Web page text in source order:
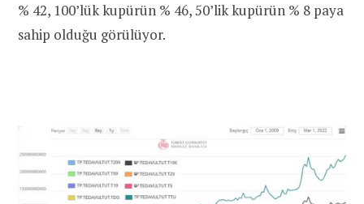
% 42, 100’lük kupürün % 46, 50’lik kupürün % 8 paya
sahip olduğu görülüyor.